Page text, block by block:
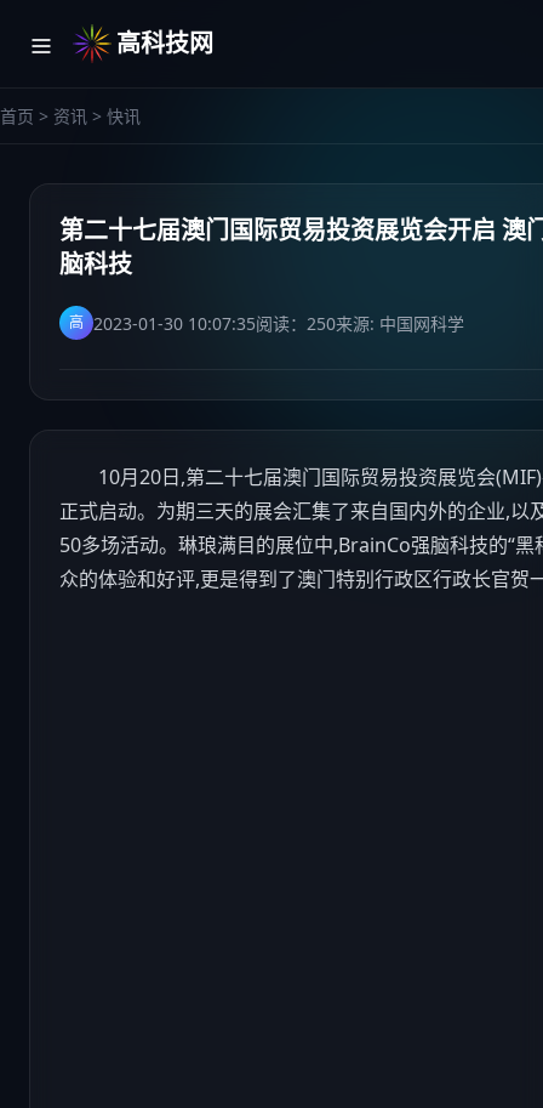
高科技网
首页 > 资讯 > 快讯
第二十七届澳门国际贸易投资展览会开启 澳
脑科技
高 2023-01-30 10:07:35阅读： 250来源: 中国网科学
10月20日,第二十七届澳门国际贸易投资展览会
正式启动。为期三天的展会汇集了来自国内外的企业,以
50多场活动。琳琅满目的展位中,BrainCo强脑科技的“黑
众的体验和好评,更是得到了澳门特别行政区行政长官贺